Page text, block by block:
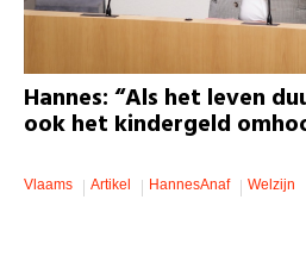
Hannes: “Als het leven
ook het kindergeld
Vlaams Artikel HannesAnaf
Welzijn